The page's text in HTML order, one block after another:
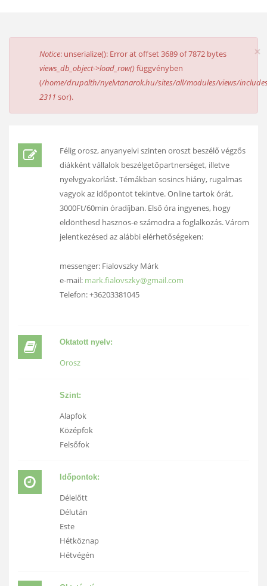
×
HIBAÜZENET
Notice: unserialize(): Error at offset 3689 of 7872 bytes
views_db_object->load_row() függvényben
(/home/drupalth/nyelvtanarok.hu/sites/all/modules/views/
2311 sor).
Félig orosz, anyanyelvi szinten oroszt beszélő végzős
diákként vállalok beszélgetőpartnerséget, illetve
nyelvgyakorlást. Témákban sosincs hiány, rugalmas
vagyok az időpontot tekintve. Online tartok órát,
3000Ft/60min óradíjban. Első óra ingyenes, hogy
eldönthesd hasznos-e számodra a foglalkozás. Várom
jelentkezésed az alábbi elérhetőségeken:
messenger: Fialovszky Márk
e-mail: mark.fialovszky@gmail.com
Telefon: +36203381045
Oktatott nyelv:
Orosz
Szint:
Alapfok
Középfok
Felsőfok
Időpontok:
Délelőtt
Délután
Este
Hétköznap
Hétvégén